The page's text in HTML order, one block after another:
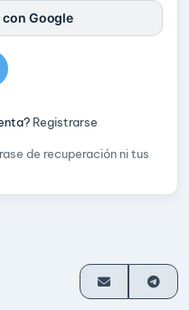
Google
Registrarse
de recuperación ni tus